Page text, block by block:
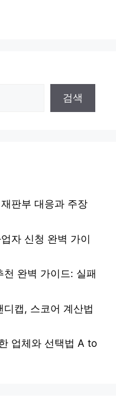
검색
판부 대응과 주장
자 신청 완벽 가이
완벽 가이드: 실패
캡, 스코어 계산법
업체와 선택법 A to